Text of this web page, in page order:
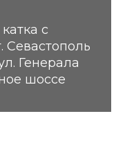
с
Севастополь
Генерала
шоссе